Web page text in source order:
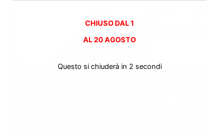
CHIUSO DAL 1
AL20 AGOSTO
Questo si chiuderà in 2 secondi